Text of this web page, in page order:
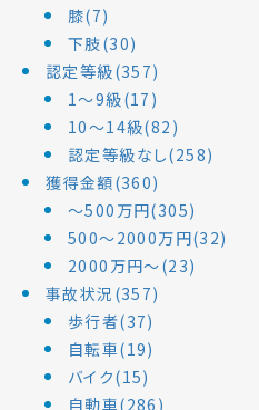
膝(7)
下肢(30)
認定等級(357)
1～9級(17)
10～14級(82)
認定等級なし(258)
獲得金額(360)
～500万円(305)
500～2000万円(32)
2000万円～(23)
事故状況(357)
歩行者(37)
自転車(19)
バイク(15)
自動車(286)